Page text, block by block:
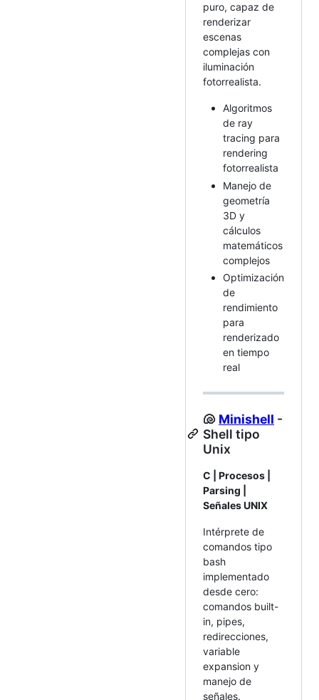
puro, capaz de
renderizar
escenas
complejas con
iluminación
fotorrealista.
Algoritmos
de ray
tracing para
rendering
fotorrealista
Manejo de
geometría
3D y
cálculos
matemáticos
complejos
Optimización
de
rendimiento
para
renderizado
en tiempo
real
🐚 Minishell -
Shell tipo
Unix
C | Procesos |
Parsing |
Señales UNIX
Intérprete de
comandos tipo
bash
implementado
desde cero:
comandos built-
in, pipes,
redirecciones,
variable
expansion y
manejo de
señales.